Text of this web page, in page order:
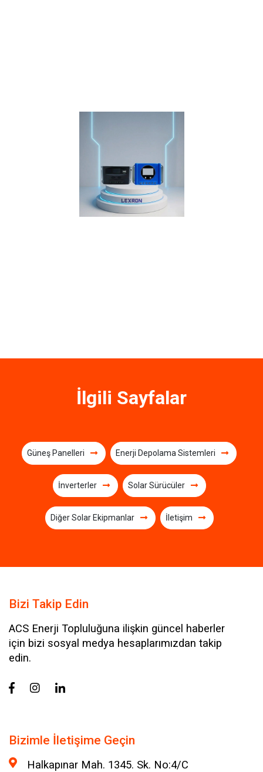
İlgili Sayfalar
Güneş Panelleri Enerji Depolama Sistemleri
İnverterler Solar Sürücüler
Diğer Solar Ekipmanlar İletişim
Bizi Takip Edin
ACS Enerji Topluluğuna ilişkin güncel haberler
için bizi sosyal medya hesaplarımızdan takip
edin.
Bizimle İletişime Geçin
Halkapınar Mah. 1345. Sk. No:4/C